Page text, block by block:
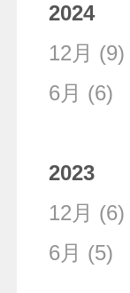
2024
12月 (9)
6月 (6)
2023
12月 (6)
6月 (5)